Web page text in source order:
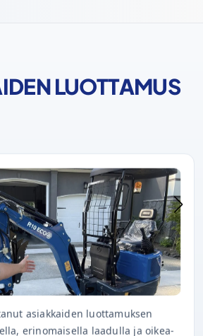
LUOTTAMUS
asiakkaiden luottamuksen
erinomaisella laadulla ja oikea-